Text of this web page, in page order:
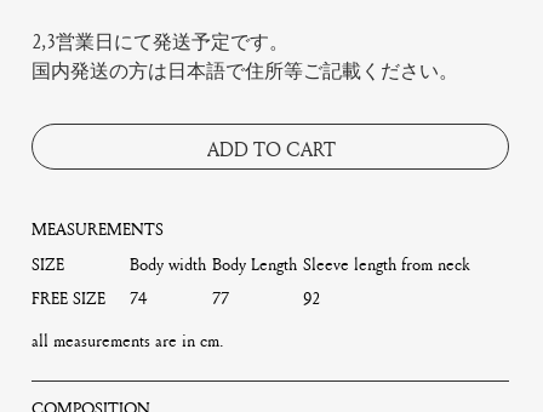
2,3営業日にて発送予定です。
国内発送の方は日本語で住所等ご記載ください。
ADD TO CART
MEASUREMENTS
SIZE
Body width Body Length Sleeve length from neck
FREE SIZE
74 77
92
all measurements are in cm.